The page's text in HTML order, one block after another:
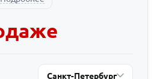
Санкт-Петербург